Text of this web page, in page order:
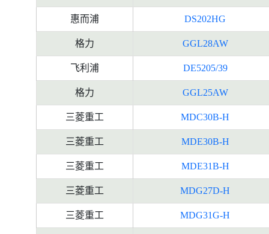
惠而浦 DS202HG
格力 GGL28AW
飞利浦 DE5205/39
格力 GGL25AW
三菱重工 MDC30B-H
三菱重工 MDE30B-H
三菱重工 MDE31B-H
三菱重工 MDG27D-H
三菱重工 MDG31G-H